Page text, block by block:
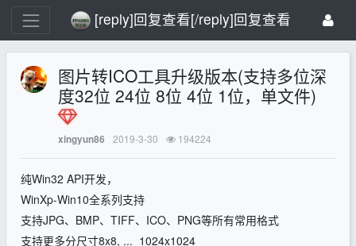
[reply]回复查看[/reply]回复查看
图片转ICO工具升级版本(支持多位深
度32位 24位 8位 4位 1位，单文件)
xingyun86 2019-3-30 194224
纯Win32 API开发，
WinXp-Win10全系列支持
支持JPG、BMP、TIFF、ICO、PNG等所有常用格式
支持更多分尺寸8x8, ... 1024x1024